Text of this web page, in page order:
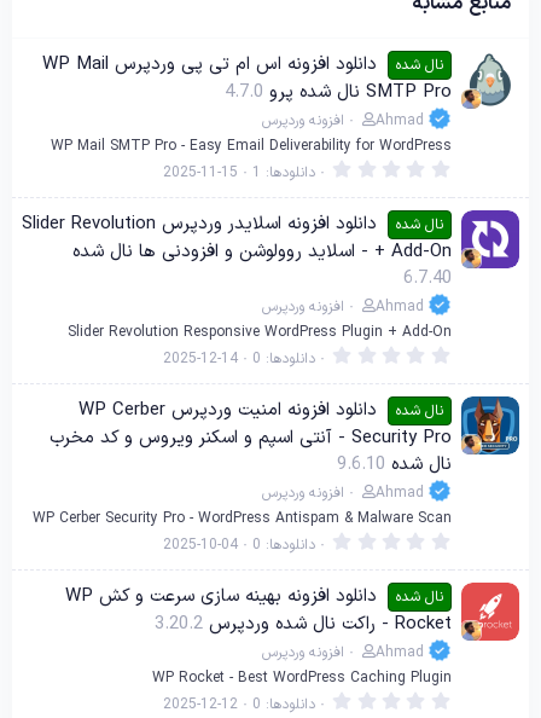
نال شده
دانلود افزونه اس ام تی پی وردپرس WP Mail
SMTP Pro نال شده پرو
4.7.0
Ahmad
افزونه وردپرس
WP Mail SMTP Pro - Easy Email Deliverability for WordPress
0
0
0
س
ت
ه
دانلودها 1
2025-11-15
نال شده
دانلود افزونه اسلایدر وردپرس Slider Revolution
+ Add-On - اسلاید روولوشن و افزودنی ها نال شده
6.7.40
Ahmad
افزونه وردپرس
Slider Revolution Responsive WordPress Plugin + Add-On
0
0
0
س
ت
ه
دانلودها 0
2025-12-14
نال شده
دانلود افزونه امنیت وردپرس WP Cerber
Security Pro - آنتی اسپم و اسکنر ویروس و کد مخرب
نال شده 9.6.10
Ahmad
افزونه وردپرس
WP Cerber Security Pro - WordPress Antispam & Malware Scan
0
0
0
س
ت
ر
ه
دانلودها 0
2025-10-04
نال شده
دانلود افزونه بهینه سازی سرعت و کش WP
Rocket - راکت نال شده وردپرس
3.20.2
Ahmad
افزونه وردپرس
WP Rocket - Best WordPress Caching Plugin
0 دانلودها 0
2025-12-12